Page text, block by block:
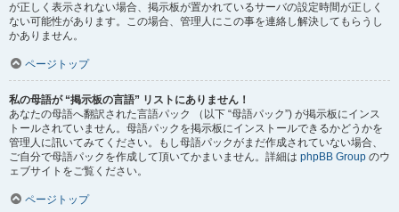
が正しく表示されない場合、掲示板が置かれているサーバの設定時間が正しく
ない可能性があります。この場合、管理人にこの事を連絡し解決してもらうし
かありません。
ページトップ
私の母語が “掲示板の言語” リストにありません！
あなたの母語へ翻訳された言語パック （以下 “母語パック”) が掲示板にインス
トールされていません。母語パックを掲示板にインストールできるかどうかを
管理人に訊いてみてください。もし母語パックがまだ作成されていない場合、
ご自分で母語パックを作成して頂いてかまいません。詳細は phpBB Group のウ
ェブサイトをご覧ください。
ページトップ